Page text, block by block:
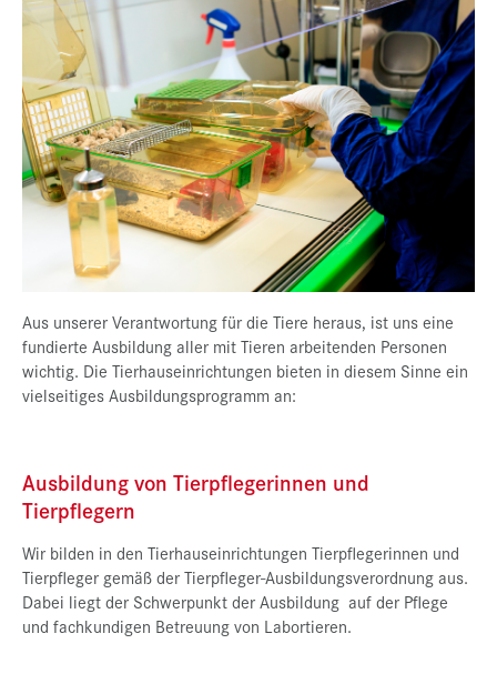
Events
Presse
Jobs
Kontakt
Datenschutz
Service-Links
de |en
Aus unserer Verantwortung für die Tiere heraus, ist uns eine
fundierte Ausbildung aller mit Tieren arbeitenden Personen
wichtig. Die Tierhauseinrichtungen bieten in diesem Sinne ein
vielseitiges Ausbildungsprogramm an:
Ausbildung von Tierpflegerinnen und
Tierpflegern
Wir bilden in den Tierhauseinrichtungen Tierpflegerinnen und
Tierpfleger gemäß der Tierpfleger-Ausbildungsverordnung aus.
Dabei liegt der Schwerpunkt der Ausbildung auf der Pflege
und fachkundigen Betreuung von Labortieren.